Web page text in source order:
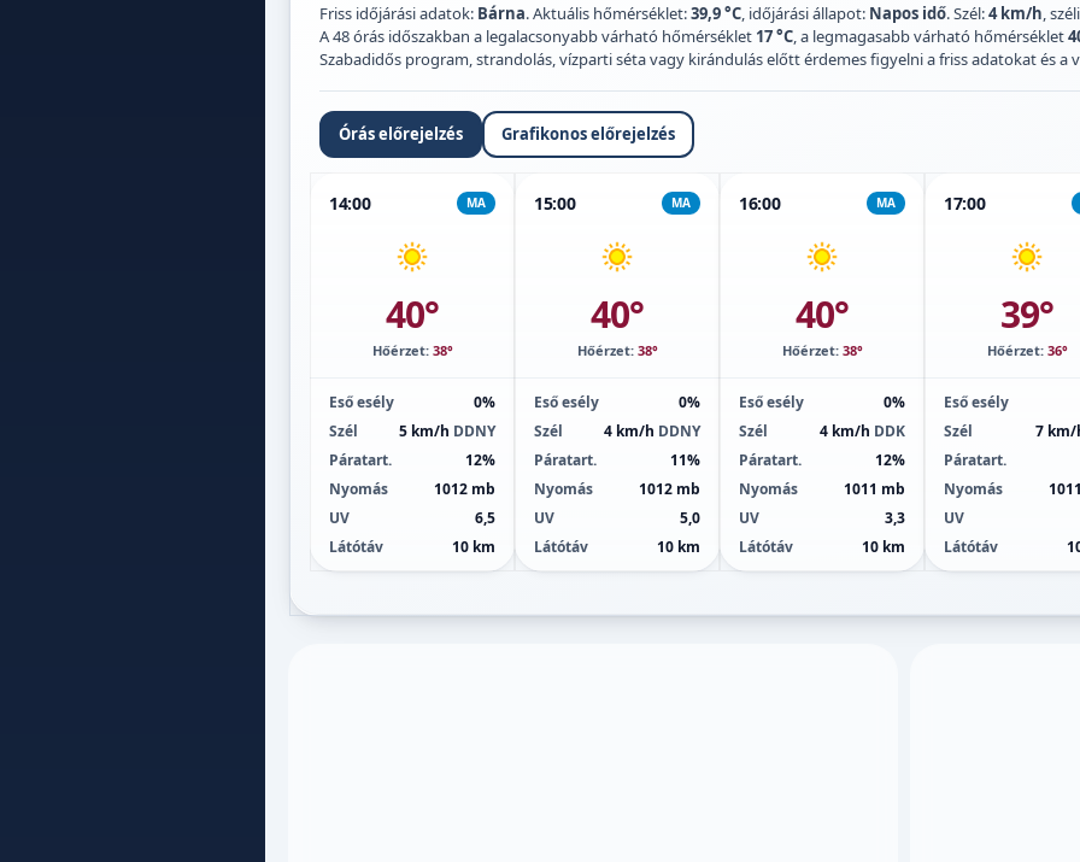
Friss időjárási adatok: Bárna. Aktuális hőmérséklet:39,9 °C, időjárási állapot: Napos idő. Szél:4 km/h,
A 48 órás időszakban a legalacsonyabb várható hőmérséklet 17 °C, a legmagasabb várható hőmérséklet
Szabadidős program, strandolás, vízparti séta vagy kirándulás előtt érdemes figyelni a friss adatokat és a
Órás előrejelzés Grafikonos előrejelzés
14:00 MA
40°
Hőérzet: 38°
Eső esély
0%
Szél
5 km/h DDNY
Páratart.
12%
Nyomás
1012 mb
UV
6,5
Látótáv
10 km
15:00 MA
40°
Hőérzet: 38°
Eső esély
0%
Szél
4 km/h DDNY
Páratart.
11%
Nyomás
1012 mb
UV
5,0
Látótáv
10 km
16:00 MA
40°
Hőérzet: 38°
Eső esély
0%
Szél
4 km/h DDK
Páratart.
12%
Nyomás
1011 mb
UV
3,3
Látótáv
10 km
17:00
39°
Hőérzet: 36°
Eső esély
Szél
7 km/
Páratart.
Nyomás
UV
Látótáv